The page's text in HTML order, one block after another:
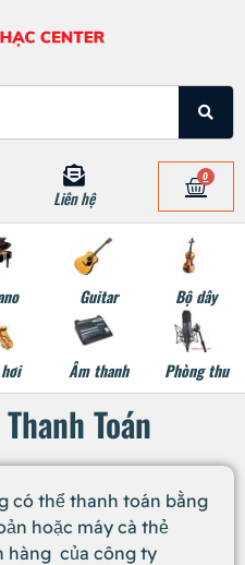
Liên hệ
0
Guitar Bộ dây
Âm thanh Phòng thu
Toán
có thể thanh toán bằng
hoặc máy cà thẻ
hàng của công ty